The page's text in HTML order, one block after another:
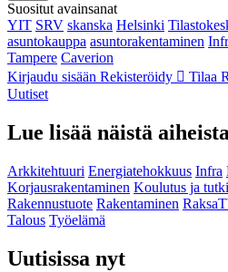
Suositut avainsanat
YIT SRV skanska Helsinki
asuntokauppa asuntorakentaminen
Tampere Caverion
Kirjaudu sisään Rekisteröidy Tilaa
Uutiset
Lue lisää näistä aiheista
Arkkitehtuuri Energiatehokkuus Infra
Korjausrakentaminen Koulutus ja
Rakennustuote Rakentaminen
Talous Työelämä
Uutisissa nyt